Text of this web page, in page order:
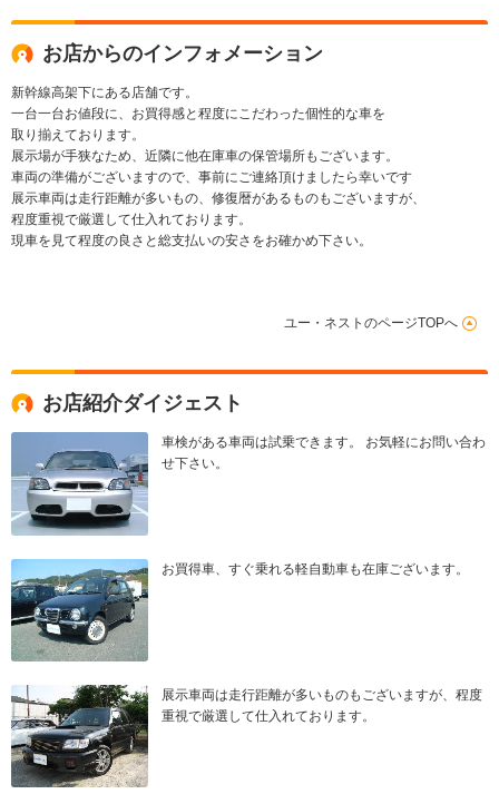
お店からのインフォメーション
新幹線高架下にある店舗です。
一台一台お値段に、お買得感と程度にこだわった個性的な車を
取り揃えております。
展示場が手狭なため、近隣に他在庫車の保管場所もございます。
車両の準備がございますので、事前にご連絡頂けましたら幸いです
展示車両は走行距離が多いもの、修復暦があるものもございますが、
程度重視で厳選して仕入れております。
現車を見て程度の良さと総支払いの安さをお確かめ下さい。
ユー・ネストのページTOPへ
お店紹介ダイジェスト
車検がある車両は試乗できます。 お気軽にお問い合わ
せ下さい。
お買得車、すぐ乗れる軽自動車も在庫ございます。
展示車両は走行距離が多いものもございますが、程度
重視で厳選して仕入れております。